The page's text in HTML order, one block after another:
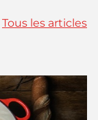
Tous les articles